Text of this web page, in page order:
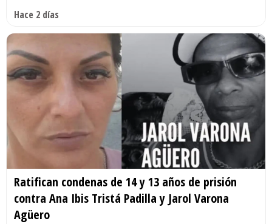
Hace 2 días
Ratifican condenas de 14 y 13 años de prisión
contra Ana Ibis Tristá Padilla y Jarol Varona
Agüero